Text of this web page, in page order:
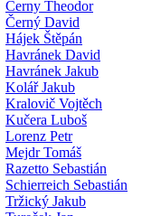
Cerny Theodor
Černý David
Hájek Štěpán
Havránek David
Havránek Jakub
Kolář Jakub
Kralovič Vojtěch
Kučera Luboš
Lorenz Petr
Mejdr Tomáš
Razetto Sebastián
Schierreich Sebastián
Tržický Jakub